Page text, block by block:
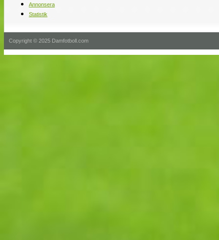
Annonsera
Statistik
Copyright © 2025 Damfotboll.com